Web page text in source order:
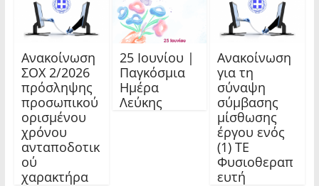
Ανακοίνωση
ΣΟΧ 2/2026
πρόσληψης
προσωπικού
ορισμένου
χρόνου
ανταποδοτικ
ού
χαρακτήρα
25 Ιουνίου |
Παγκόσμια
Ημέρα
Λεύκης
Ανακοίνωση
για τη
σύναψη
σύμβασης
μίσθωσης
έργου ενός
(1) ΤΕ
Φυσιοθεραπ
ευτή